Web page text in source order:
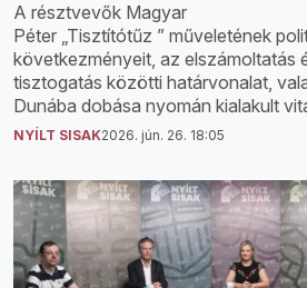
A résztvevők Magyar
Péter „Tisztítótűz ” műveletének
következményeit, az elszámoltatás
tisztogatás közötti határvonalat,
Dunába dobása nyomán kialakult
NYÍLT SISAK2026. jún. 26. 18:05